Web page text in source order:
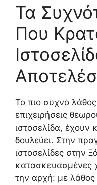
Τα
Που
Το πιο συχνό λάθος
επιχειρήσεις
ιστοσελίδα, έχουν
δουλεύει. Στην
ιστοσελίδες στην
κατασκευασμένες
την αρχή: με